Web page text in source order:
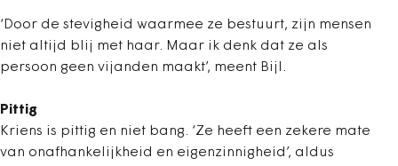
‘Door de stevigheid waarmee ze bestuurt, zijn mensen
niet altijd blij met haar. Maar ik denk dat ze als
persoon geen vijanden maakt’, meent Bijl.
Pittig
Kriens is pittig en niet bang. ‘Ze heeft een zekere mate
van onafhankelijkheid en eigenzinnigheid’, aldus